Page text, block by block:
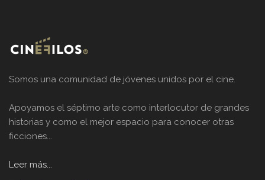
Somos una comunidad de jóvenes unidos por el cine.
Apoyamos el séptimo arte como interlocutor de grandes
historias y como el mejor espacio para conocer otras
ficciones...
Leer más...